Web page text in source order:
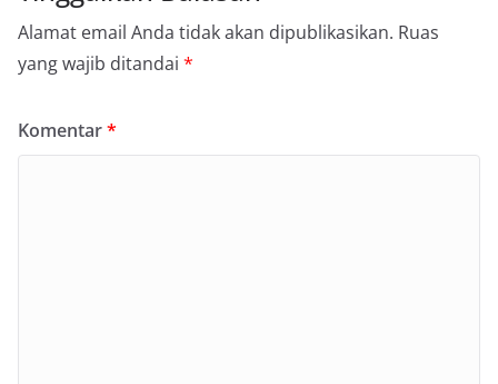
Alamat email Anda tidak akan dipublikasikan. Ruas
yang wajib ditandai *
Komentar*